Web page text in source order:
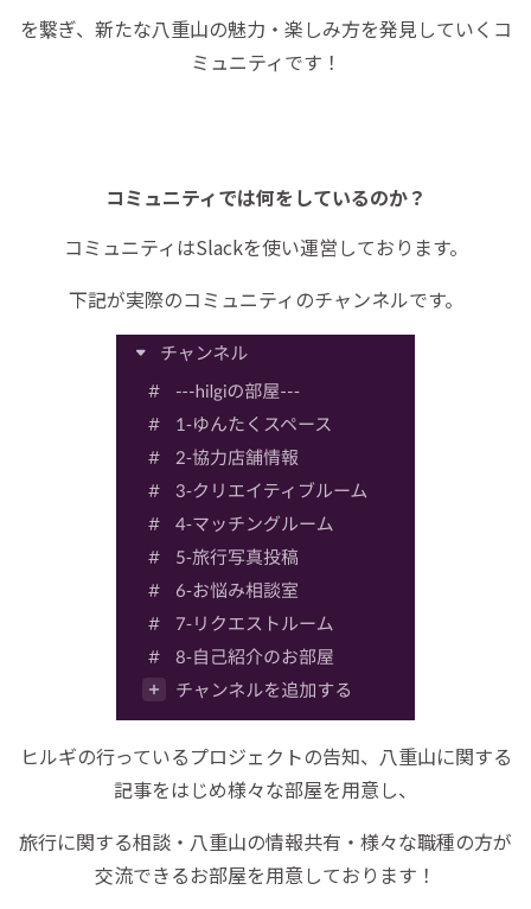
を繋ぎ、新たな八重山の魅力・楽しみ方を発見していくコ
ミュニティです！
コミュニティでは何をしているのか？
コミュニティはSlackを使い運営しております。
下記が実際のコミュニティのチャンネルです。
ヒルギの行っているプロジェクトの告知、八重山に関する
記事をはじめ様々な部屋を用意し、
旅行に関する相談・八重山の情報共有・様々な職種の方が
交流できるお部屋を用意しております！